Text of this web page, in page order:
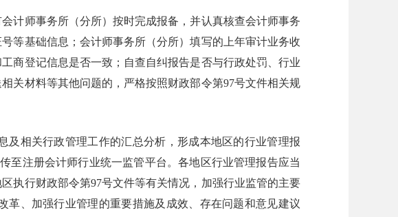
师事务所（分所）按时完成报备，并认真核查会计师事务
等基础信息；会计师事务所（分所）填写的上年审计业务收
商登记信息是否一致；自查自纠报告是否与行政处罚、行业
关材料等其他问题的，严格按照财政部令第97号文件相关规
相关行政管理工作的汇总分析，形成本地区的行业管理报
至注册会计师行业统一监管平台。各地区行业管理报告应当
执行财政部令第97号文件等有关情况，加强行业监管的主要
、加强行业管理的重要措施及成效、存在问题和意见建议